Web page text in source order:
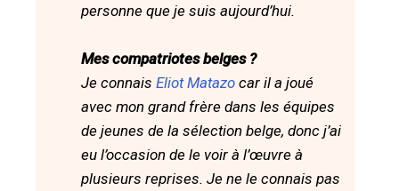
personne que je suis aujourd’hui.
Mes compatriotes belges ?
Je connais Eliot Matazo car il a joué
avec mon grand frère dans les équipes
de jeunes de la sélection belge, donc j’ai
eu l’occasion de le voir à l’œuvre à
plusieurs reprises. Je ne le connais pas